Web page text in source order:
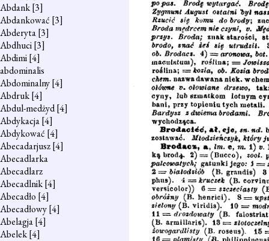
Abdank[3]
Abdankować [3]
Abderyta[3]
Abdhuci[3]
Abdimi[4]
abdominalis
Abdominalny[4]
Abdruk[4]
Abdul-medżyd[4]
Abdykacja[4]
Abdykować [4]
Abecadarjusz[4]
Abecadlarka
Abecadlarz
Abecadlnik[4]
Abecadło [4]
Abecadłowy[4]
Abelagja[4]
Abelek[4]